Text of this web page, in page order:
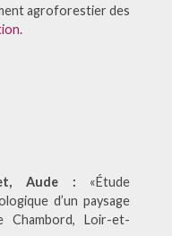
agroforestier des
.
Aude : «Étude
d’un paysage
Chambord, Loir-et-